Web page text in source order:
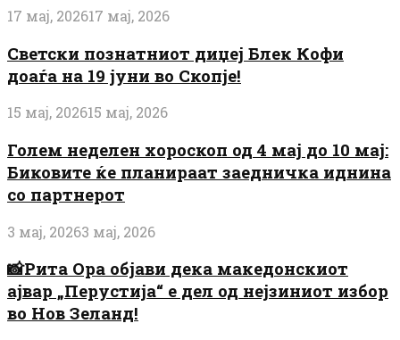
17 мај, 202617 мај, 2026
Светски познатниот диџеј Блек Кофи
доаѓа на 19 јуни во Скопје!
15 мај, 202615 мај, 2026
Голем неделен хороскоп од 4 мај до 10 мај:
Биковите ќе планираат заедничка иднина
со партнерот
3 мај, 20263 мај, 2026
📸Рита Ора објави дека македонскиот
ајвар „Перустија“ е дел од нејзиниот избор
во Нов Зеланд!